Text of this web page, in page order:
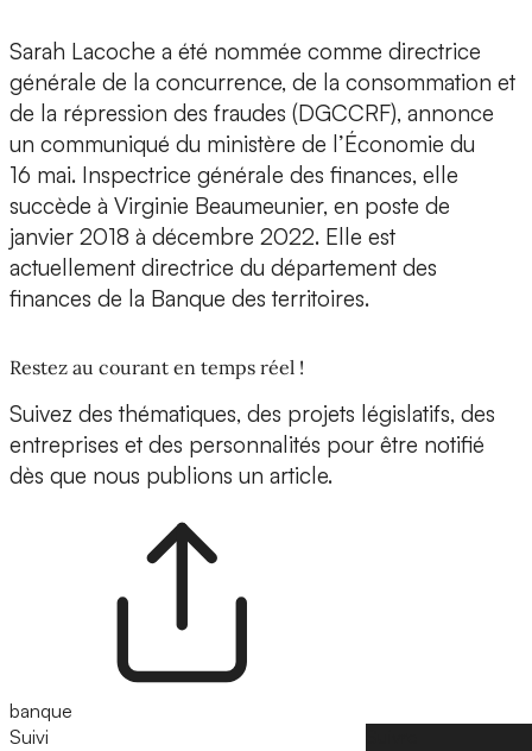
Sarah Lacoche a été nommée comme directrice
générale de la concurrence, de la consommation et
de la répression des fraudes (DGCCRF), annonce
un communiqué du ministère de l’Économie du
16 mai. Inspectrice générale des finances, elle
succède à Virginie Beaumeunier, en poste de
janvier 2018 à décembre 2022. Elle est
actuellement directrice du département des
finances de la Banque des territoires.
Restez au courant en temps réel !
Suivez des thématiques, des projets législatifs, des
entreprises et des personnalités pour être notifié
dès que nous publions un article.
banque
Suivi